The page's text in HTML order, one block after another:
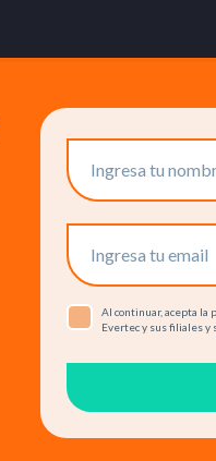
Al continuar, acepta la
Evertec y sus filiales y